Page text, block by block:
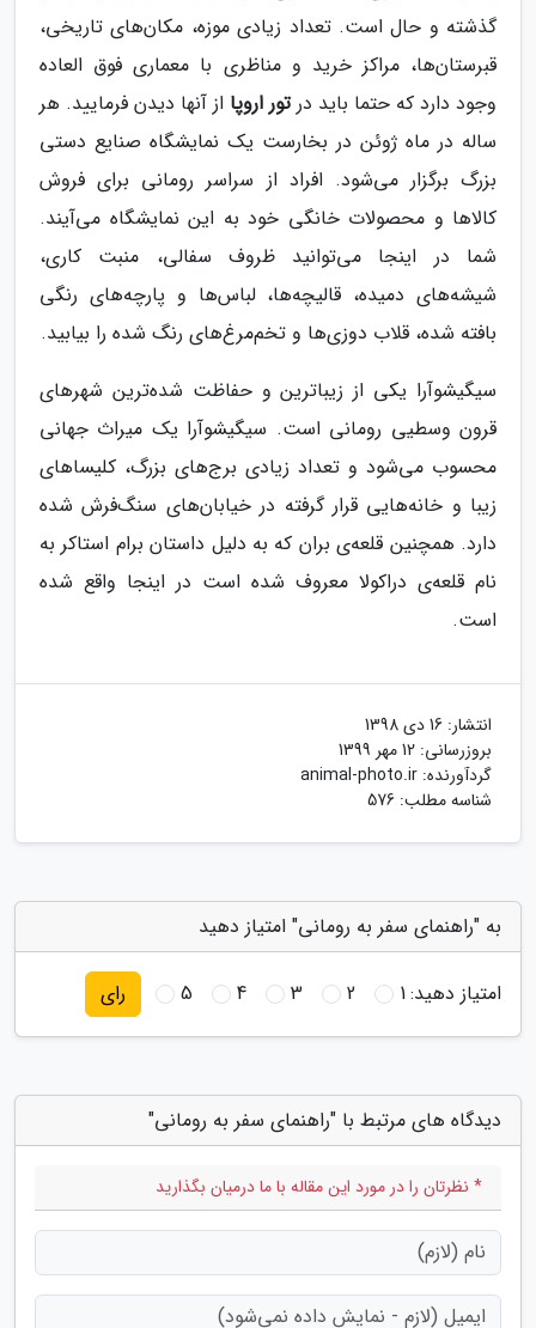
گذشته و حال است. تعداد زیادی موزه، مکان‌های تاریخی،
قبرستان‌ها، مراکز خرید و مناظری با معماری فوق العاده
وجود دارد که حتما باید درتور اروپا از آنها دیدن فرمایید. هر
ساله در ماه ژوئن در بخارست یک نمایشگاه صنایع دستی
بزرگ برگزار می‌شود. افراد از سراسر رومانی برای فروش
کالاها و محصولات خانگی خود به این نمایشگاه می‌آیند.
شما در اینجا می‌توانید ظروف سفالی، منبت کاری،
شیشه‌های دمیده، قالیچه‌ها، لباس‌ها و پارچه‌های رنگی
بافته شده، قلاب دوزی‌ها و تخم‌مرغ‌های رنگ شده را بیابید.
سیگیشوآرا یکی از زیباترین و حفاظت شده‌ترین شهرهای
قرون وسطیی رومانی است. سیگیشوآرا یک میراث جهانی
محسوب می‌شود و تعداد زیادی برج‌های بزرگ، کلیساهای
زیبا و خانه‌هایی قرار گرفته در خیابان‌های سنگ‌فرش شده
دارد. همچنین قلعه‌ی بران که به دلیل داستان برام استاکر به
نام قلعه‌ی دراکولا معروف شده است در اینجا واقع شده
است.
انتشار: 16 دی 1398
بروزرسانی: 12 مهر 1399
گردآورنده: animal-photo.ir
شناسه مطلب: 576
به "راهنمای سفر به رومانی" امتیاز دهید
امتیاز دهید:1
2
3
4
5 رای
دیدگاه های مرتبط با "راهنمای سفر به رومانی"
* نظرتان را در مورد این مقاله با ما درمیان بگذارید